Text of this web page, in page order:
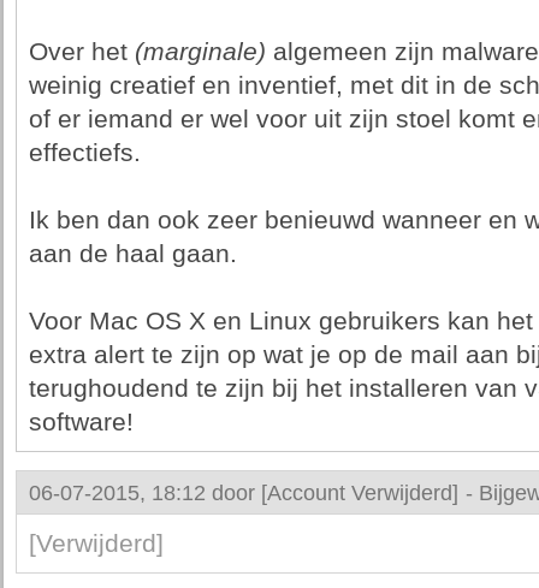
Over het (marginale) algemeen zijn
weinig creatief en inventief, met dit in de
of er iemand er wel voor uit zijn stoel komt
effectiefs.
Ik ben dan ook zeer benieuwd wanneer en
aan de haal gaan.
Voor Mac OS X en Linux gebruikers kan
extra alert te zijn op wat je op de mail aan
terughoudend te zijn bij het installeren van
software!
06-07-2015, 18:12 door [Account Verwijderd] -
[Verwijderd]